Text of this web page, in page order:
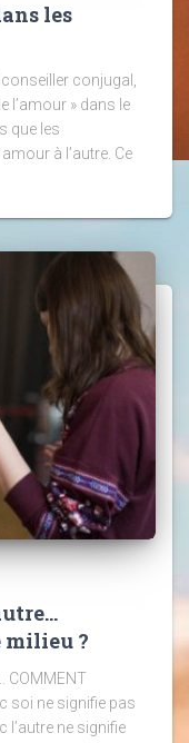
les
conseiller conjugal,
l’amour » dans le
que les
à l’autre. Ce
milieu ?
COMMENT
soi ne signifie pas
l’autre ne signifie